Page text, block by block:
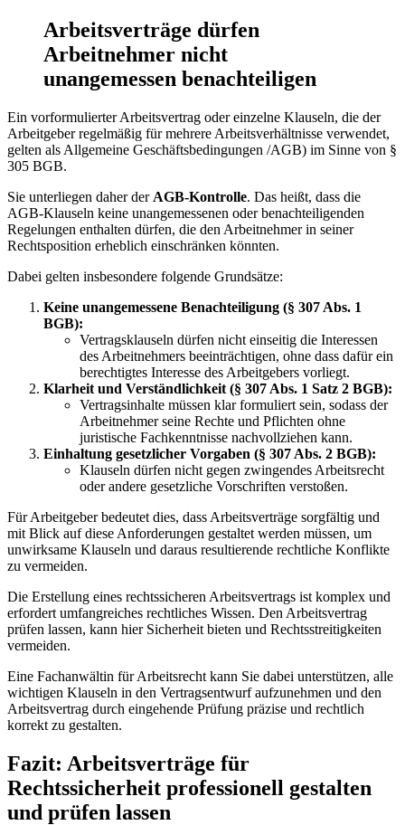
Arbeitsverträge dürfen
Arbeitnehmer nicht
unangemessen benachteiligen
Ein vorformulierter Arbeitsvertrag oder einzelne Klauseln, die der
Arbeitgeber regelmäßig für mehrere Arbeitsverhältnisse verwendet,
gelten als Allgemeine Geschäftsbedingungen /AGB) im Sinne von §
305 BGB.
Sie unterliegen daher der AGB-Kontrolle. Das heißt, dass die
AGB-Klauseln keine unangemessenen oder benachteiligenden
Regelungen enthalten dürfen, die den Arbeitnehmer in seiner
Rechtsposition erheblich einschränken könnten.
Dabei gelten insbesondere folgende Grundsätze:
Keine unangemessene Benachteiligung (§ 307 Abs. 1
BGB):
Vertragsklauseln dürfen nicht einseitig die Interessen
des Arbeitnehmers beeinträchtigen, ohne dass dafür ein
berechtigtes Interesse des Arbeitgebers vorliegt.
Klarheit und Verständlichkeit (§ 307 Abs. 1 Satz 2 BGB):
Vertragsinhalte müssen klar formuliert sein, sodass der
Arbeitnehmer seine Rechte und Pflichten ohne
juristische Fachkenntnisse nachvollziehen kann.
Einhaltung gesetzlicher Vorgaben (§ 307 Abs. 2 BGB):
Klauseln dürfen nicht gegen zwingendes Arbeitsrecht
oder andere gesetzliche Vorschriften verstoßen.
Für Arbeitgeber bedeutet dies, dass Arbeitsverträge sorgfältig und
mit Blick auf diese Anforderungen gestaltet werden müssen, um
unwirksame Klauseln und daraus resultierende rechtliche Konflikte
zu vermeiden.
Die Erstellung eines rechtssicheren Arbeitsvertrags ist komplex und
erfordert umfangreiches rechtliches Wissen. Den Arbeitsvertrag
prüfen lassen, kann hier Sicherheit bieten und Rechtsstreitigkeiten
vermeiden.
Eine Fachanwältin für Arbeitsrecht kann Sie dabei unterstützen, alle
wichtigen Klauseln in den Vertragsentwurf aufzunehmen und den
Arbeitsvertrag durch eingehende Prüfung präzise und rechtlich
korrekt zu gestalten.
Fazit: Arbeitsverträge für
Rechtssicherheit professionell gestalten
und prüfen lassen